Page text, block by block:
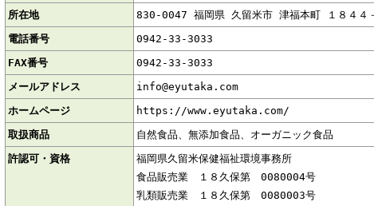
所在地
830-0047 福岡県 久留米市 津福本町 １８４４
電話番号
0942-33-3033
FAX番号
0942-33-3033
メールアドレス
info@eyutaka.com
ホームページ
https://www.eyutaka.com/
取扱商品
自然食品、無添加食品、オーガニック食品
許認可・資格
福岡県久留米保健福祉環境事務所
食品販売業 １８久保第 0080004号
乳類販売業 １８久保第 0080003号